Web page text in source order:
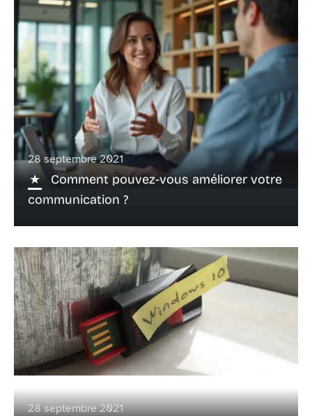
28 septembre 2021
Comment pouvez-vous améliorer votre
communication ?
28 septembre 2021